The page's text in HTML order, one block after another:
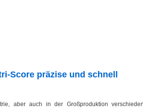
Score präzise und schnell
aber auch in der Großproduktion